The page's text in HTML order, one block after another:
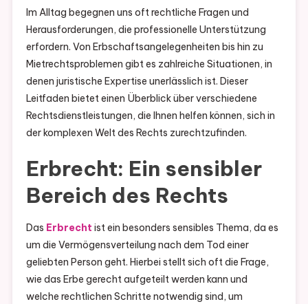
Im Alltag begegnen uns oft rechtliche Fragen und
Herausforderungen, die professionelle Unterstützung
erfordern. Von Erbschaftsangelegenheiten bis hin zu
Mietrechtsproblemen gibt es zahlreiche Situationen, in
denen juristische Expertise unerlässlich ist. Dieser
Leitfaden bietet einen Überblick über verschiedene
Rechtsdienstleistungen, die Ihnen helfen können, sich in
der komplexen Welt des Rechts zurechtzufinden.
Erbrecht: Ein sensibler
Bereich des Rechts
Das Erbrecht ist ein besonders sensibles Thema, da es
um die Vermögensverteilung nach dem Tod einer
geliebten Person geht. Hierbei stellt sich oft die Frage,
wie das Erbe gerecht aufgeteilt werden kann und
welche rechtlichen Schritte notwendig sind, um